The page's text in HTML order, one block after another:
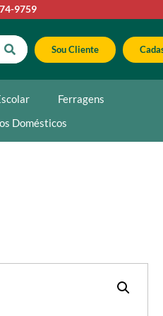
9759
Sou Cliente
Ferragens
Domésticos